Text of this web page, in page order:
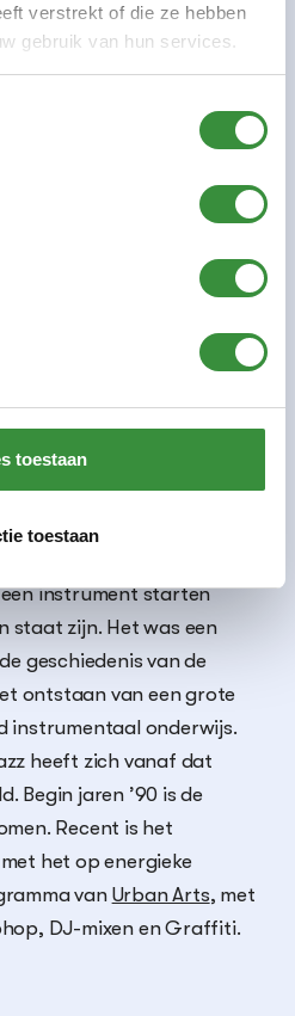
verstrekt of die ze hebben
gebruik van hun services.
toestaan
toestaan
Amstelveenis in 1952
het onderwijs
vorming, maar na een
instrumentaal onderwijs
instrument starten
staat zijn. Het was een
geschiedenis van de
ontstaan van een grote
instrumentaal onderwijs.
heeft zich vanaf dat
Begin jaren ’90 is de
Recent is het
het op energieke
van Urban Arts, met
DJ-mixen en Graffiti.